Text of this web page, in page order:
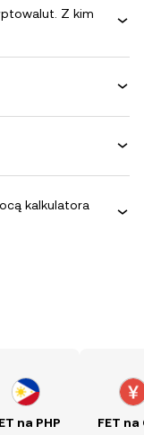
Z kim
kalkulatora
na PHP FET na